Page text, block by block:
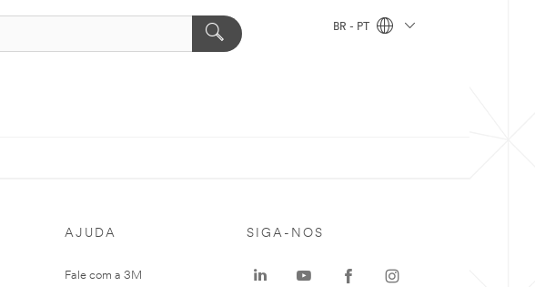
BR - PT
AJUDA
Fale com a 3M
SIGA-NOS